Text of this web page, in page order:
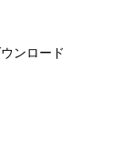
ンロード